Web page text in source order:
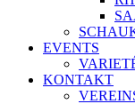
EVENTS
KONTAKT